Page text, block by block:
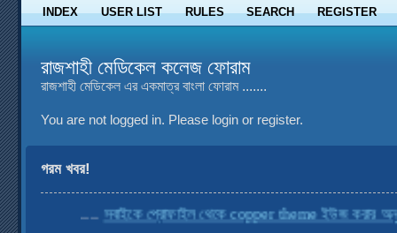
INDEX USER LIST RULES SEARCH REGISTER
রাজশাহী মেডিকেল কলেজ ফোরাম
রাজশাহী মেডিকেল এর একমাত্র বাংলা ফোরাম .......
You are not logged in. Please login or register.
গরম খবর!
....সবাইকে প্রোফাইল থেকে copper theme ইউজ করার